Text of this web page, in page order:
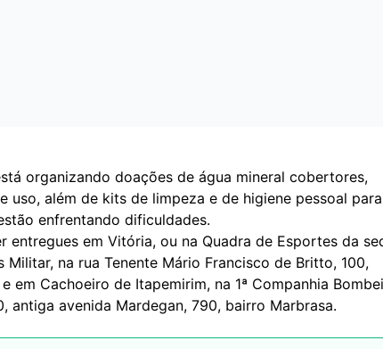
organizando doações de água mineral cobertores,
uso, além de kits de limpeza e de higiene pessoal para
enfrentando dificuldades.
entregues em Vitória, ou na Quadra de Esportes da
na rua Tenente Mário Francisco de Britto, 100,
em Cachoeiro de Itapemirim, na 1ª Companhia
antiga avenida Mardegan, 790, bairro Marbrasa.